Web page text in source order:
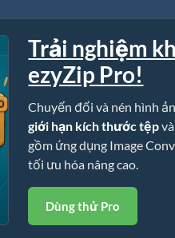
Trải nghiệm
ezyZip Pro!
Chuyển đổi và nén hình
giới hạn kích thước tệp
gồm ứng dụng Image
tối ưu hóa nâng cao.
Dùng thử Pro